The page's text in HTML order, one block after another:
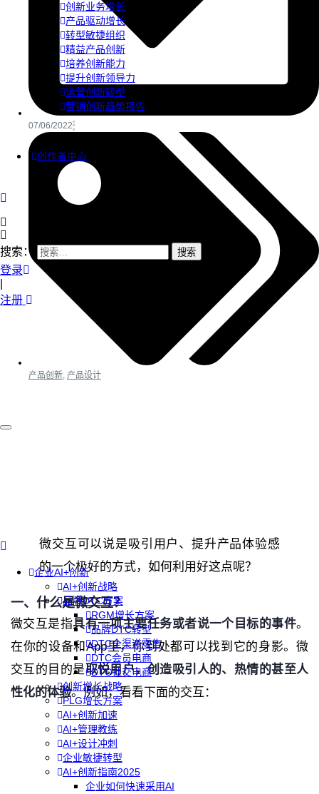
创新业务增长
产品驱动增长
转型敏捷组织
精益产品创新
培养创新能力
提升创新领导力
运营创新转型
营销创新趋势报告
创作者中心
搜索：
登录
注册
企业AI+创新
AI+创新战略
品牌DTC方案
RGM增长方案
品牌DTC转型
DTC全渠道零售
DTC会员电商
DTC社交电商
创新增长战略
PLG增长方案
AI+创新加速
AI+管理教练
AI+设计冲刺
企业敏捷转型
AI+创新指南2025
企业如何快速采用AI
07/06/2022
产品创新 产品设计
微交互可以说是吸引用户、提升产品体验感
的一个极好的方式，如何利用好这点呢？
一、什么是微交互？
微交互是指具有一项主要任务或者说一个目标的事件。
在你的设备和App里，你到处都可以找到它的身影。微
交互的目的是取悦用户，创造吸引人的、热情的甚至人
性化的体验。例如，看看下面的交互：